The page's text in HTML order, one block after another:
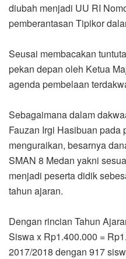
diubah menjadi UU RI
pemberantasan Tipikor
Seusai membacakan
pekan depan oleh Ketua
agenda pembelaan
Sebagaimana dalam
Fauzan Irgi Hasibuan
menguraikan, besarnya
SMAN 8 Medan yakni
menjadi peserta didik
tahun ajaran.
Dengan rincian Tahun
Siswa x Rp1.400.000 =
2017/2018 dengan 917